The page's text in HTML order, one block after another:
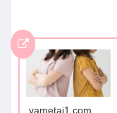
yametai1.com